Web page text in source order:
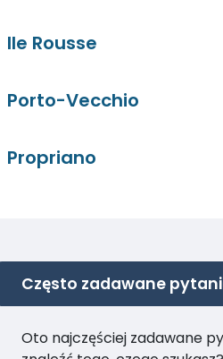
Ile Rousse
Porto-Vecchio
Propriano
Często zadawane
Oto najczęściej zadawane